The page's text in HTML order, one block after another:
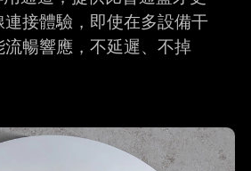
接體驗，即使在多設備干
暢響應，不延遲、不掉